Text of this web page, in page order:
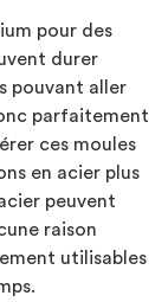
pour des
durer
pouvant aller
parfaitement
ces moules
en acier plus
peuvent
raison
utilisables